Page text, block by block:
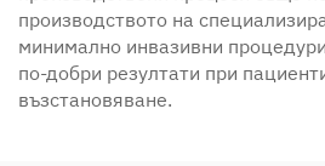
производството на
минимално инвазивни
по-добри резултати при
възстановяване.